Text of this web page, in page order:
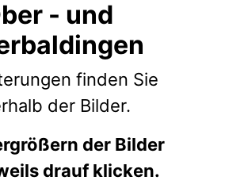
- und
finden Sie
der Bilder.
der Bilder
drauf klicken.